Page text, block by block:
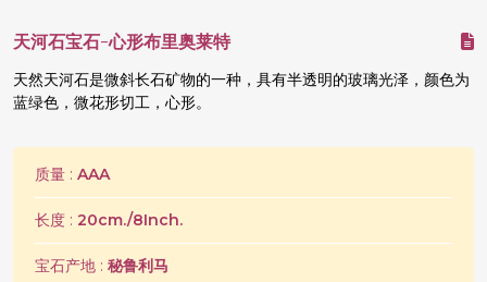
天河石宝石-心形布里奥莱特
天然天河石是微斜长石矿物的一种，具有半透明的玻璃光泽，颜色为
蓝绿色，微花形切工，心形。
质量 : AAA
长度 : 20cm./8Inch.
宝石产地 : 秘鲁利马